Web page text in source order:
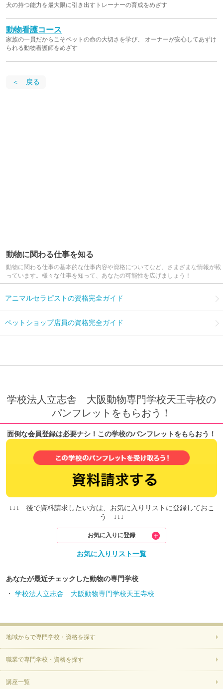
犬の持つ能力を最大限に引き出すトレーナーの育成をめざす
動物看護コース
家族の一員だからこそペットの命の大切さを学び、 オーナーが安心してあずけ
られる動物看護師をめざす
＜ 戻る
動物に関わる仕事を知る
動物に関わる仕事の基本的な仕事内容や資格についてなど、さまざまな情報が載
っています。様々な仕事を知って、あなたの可能性を広げましょう！
アニマルセラピストの資格完全ガイド
ペットショップ店員の資格完全ガイド
学校法人立志舎 大阪動物専門学校天王寺校の
パンフレットをもらおう！
面倒な会員登録は必要ナシ！この学校のパンフレットをもらおう！
↓↓↓ 後で資料請求したい方は、お気に入りリストに登録しておこ
う ↓↓↓
お気に入りに登録
お気に入りリスト一覧
あなたが最近チェックした動物の専門学校
・ 学校法人立志舎 大阪動物専門学校天王寺校
地域からで専門学校・資格を探す
職業で専門学校・資格を探す
講座一覧